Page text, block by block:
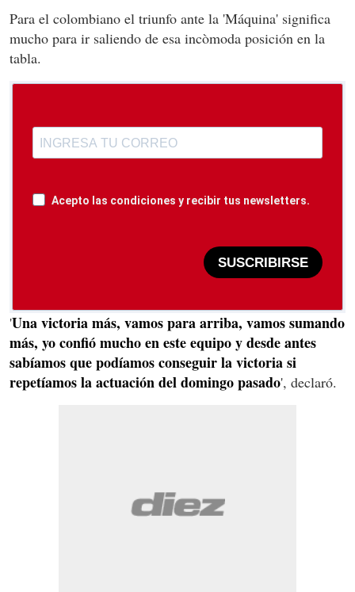
Para el colombiano el triunfo ante la 'Máquina' significa
mucho para ir saliendo de esa incòmoda posición en la
tabla.
Acepto las condiciones y recibir tus newsletters.
SUSCRIBIRSE
'Una victoria más, vamos para arriba, vamos sumando
más, yo confió mucho en este equipo y desde antes
sabíamos que podíamos conseguir la victoria si
repetíamos la actuación del domingo pasado', declaró.